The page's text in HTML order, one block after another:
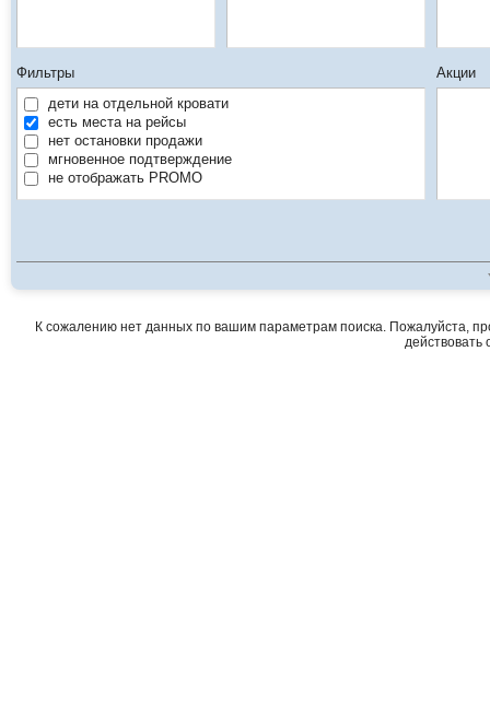
Фильтры
дети на отдельной кровати
есть места на рейсы
нет остановки продажи
мгновенное подтверждение
не отображать PROMO
Акции
К сожалению нет данных по вашим параметрам поиска. Пожалуйста,
действовать